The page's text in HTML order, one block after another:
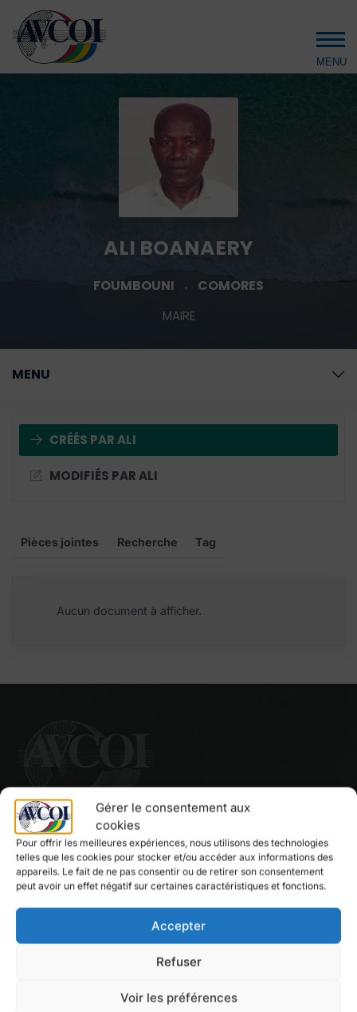
Gérer le consentement aux
cookies
Pour offrir les meilleures expériences, nous utilisons des technologies
telles que les cookies pour stocker et/ou accéder aux informations des
appareils. Le fait de ne pas consentir ou de retirer son consentement
peut avoir un effet négatif sur certaines caractéristiques et fonctions.
Accepter
Refuser
Voir les préférences
Aller au contenu principal
ALI BOANAERY
FOUMBOUNI COMORES
MAIRE
MENU
CRÉÉS PAR ALI
MODIFIÉS PAR ALI
Pièces jointes Recherche Tag
Aucun document à afficher.
L’AVCOI est une association regroupant une
quarantaine de villes et collectivités de l’Océan Indien,
à savoir des Comores, de La Réunion, Madagascar,
Maurice, Mayotte et des Seychelles.